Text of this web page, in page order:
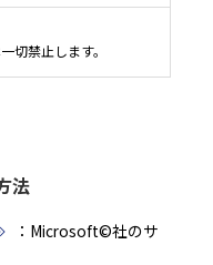
切禁止します。
法
：Microsoft©社のサ